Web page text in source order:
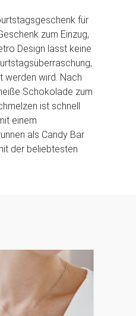
für
zum Einzug,
Design lässt keine
werden wird. Nach
Schokolade zum
ist schnell
einem
als Candy Bar
der beliebtesten